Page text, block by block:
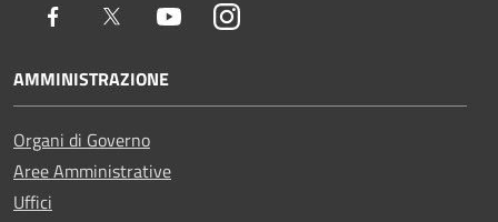
Facebook Twitter YoutubeInstagram
AMMINISTRAZIONE
Organi di Governo
Aree Amministrative
Uffici